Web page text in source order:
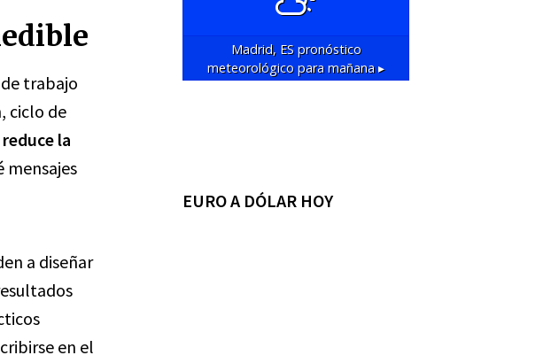
trabajo
ciclo de
la
mensajes
a diseñar
en el
Madrid, ESpronóstico
meteorológico para mañana ▸
EURO A DÓLAR HOY